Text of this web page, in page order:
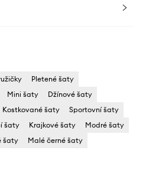
Pletené šaty
Mini šaty
Džínové šaty
Kostkované šaty
Sportovní šaty
šaty Krajkové šaty
Modré šaty
šaty
Malé černé šaty